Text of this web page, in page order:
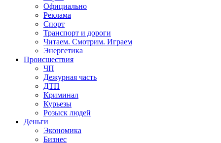
Официально
Реклама
Спорт
Транспорт и дороги
Читаем. Смотрим. Играем
Энергетика
Происшествия
ЧП
Дежурная часть
ДТП
Криминал
Курьезы
Розыск людей
Деньги
Экономика
Бизнес